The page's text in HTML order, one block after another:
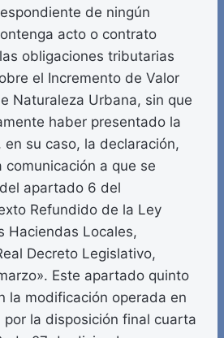
de ningún
acto o contrato
obligaciones tributarias
el Incremento de Valor
Naturaleza Urbana, sin que
haber presentado la
su caso, la declaración,
comunicación a que se
apartado 6 del
Refundido de la Ley
Haciendas Locales,
Decreto Legislativo,
Este apartado quinto
la modificación operada en
por la disposición final cuarta